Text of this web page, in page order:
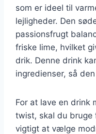
som er ideel til
lejligheder. Den
passionsfrugt
friske lime, hvilket
drik. Denne drink
ingredienser, så
For at lave en drink
twist, skal du bruge
vigtigt at vælge